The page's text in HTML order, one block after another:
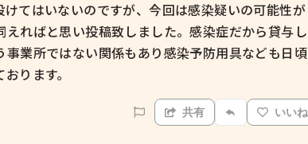
てはいないのですが、今回は感染疑いの可能性が
ればと思い投稿致しました。感染症だから貸与し
業所ではない関係もあり感染予防用具なども日頃
ります。
共有 いいね